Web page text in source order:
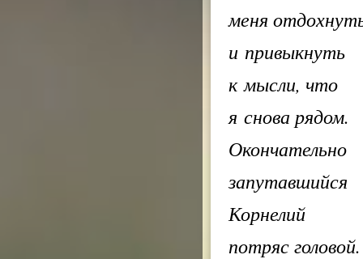
меня
и привыкнуть
к мысли, что
я снова рядом.
Окончательно
запутавшийся
Корнелий
потряс головой.